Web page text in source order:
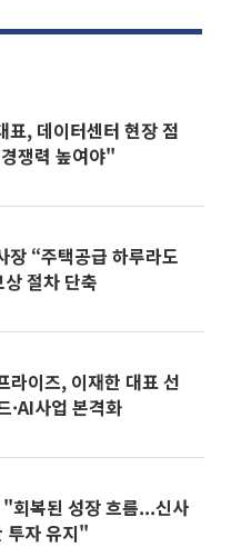
표, 데이터센터 현장 점
쟁력 높여야"
장 “주택공급 하루라도
절차 단축
라이즈, 이재한 대표 선
·AI사업 본격화
회복된 성장 흐름...신사
투자 유지"